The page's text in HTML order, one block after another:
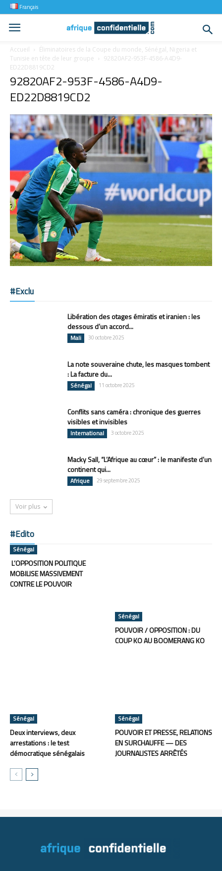
Français
Accueil
Éliminatoires de la Coupe du monde, Sénégal, Nigeria et
Tunisie en tête de leur groupe
92820AF2-953F-4586-A4D9-
ED22D8819CD2
92820AF2-953F-4586-A4D9-
ED22D8819CD2
#Exclu
Libération des otages émiratis et iranien : les
dessous d’un accord...
Mali 30 octobre 2025
La note souveraine chute, les masques tombent
: La facture du...
Sénégal 11 octobre 2025
Conflits sans caméra : chronique des guerres
visibles et invisibles
International 3 octobre 2025
Macky Sall, “L’Afrique au cœur” : le manifeste d’un
continent qui...
Afrique 29 septembre 2025
Voir plus
#Edito
Sénégal
L’OPPOSITION POLITIQUE
MOBILISE MASSIVEMENT
CONTRE LE POUVOIR
Sénégal
POUVOIR / OPPOSITION : DU
COUP KO AU BOOMERANG KO
Sénégal
Deux interviews, deux
arrestations : le test
démocratique sénégalais
Sénégal
POUVOIR ET PRESSE, RELATIONS
EN SURCHAUFFE — DES
JOURNALISTES ARRÊTÉS